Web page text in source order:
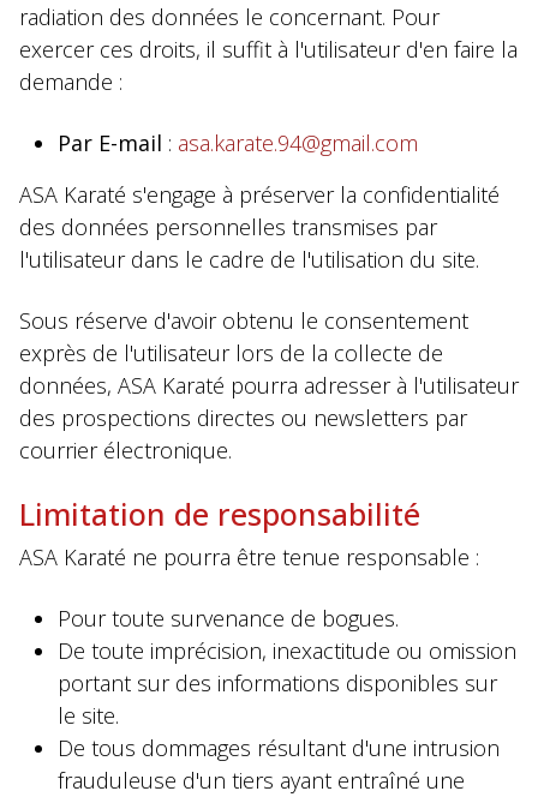
radiation des données le concernant. Pour
exercer ces droits, il suffit à l'utilisateur d'en faire la
demande :
Par E-mail : asa.karate.94@gmail.com
ASA Karaté s'engage à préserver la confidentialité
des données personnelles transmises par
l'utilisateur dans le cadre de l'utilisation du site.
Sous réserve d'avoir obtenu le consentement
exprès de l'utilisateur lors de la collecte de
données, ASA Karaté pourra adresser à l'utilisateur
des prospections directes ou newsletters par
courrier électronique.
Limitation de responsabilité
ASA Karaté ne pourra être tenue responsable :
Pour toute survenance de bogues.
De toute imprécision, inexactitude ou omission
portant sur des informations disponibles sur
le site.
De tous dommages résultant d'une intrusion
frauduleuse d'un tiers ayant entraîné une